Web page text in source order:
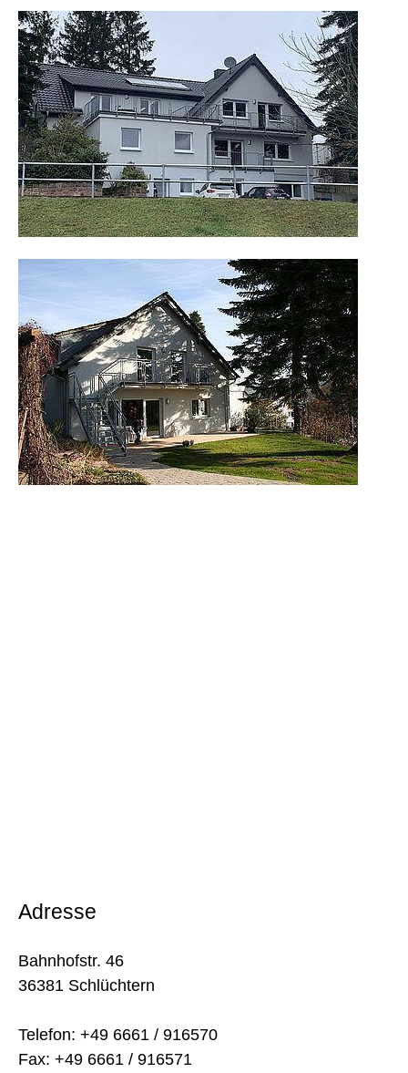
Adresse
Bahnhofstr. 46
36381 Schlüchtern
Telefon: +49 6661 / 916570
Fax: +49 6661 / 916571